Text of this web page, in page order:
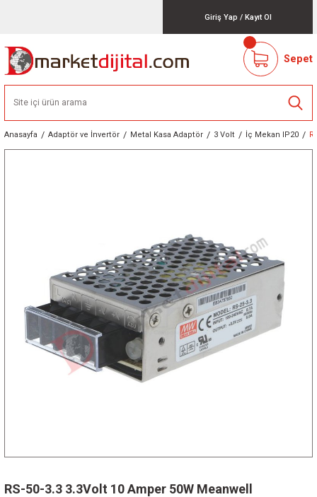
Giriş Yap / Kayıt Ol
Sepet
Anasayfa Adaptör ve İnvertör Metal Kasa Adaptör 3 Volt İç Mekan IP20
RS-50-3.3 3.3Volt 10 Amper 50W Meanwell